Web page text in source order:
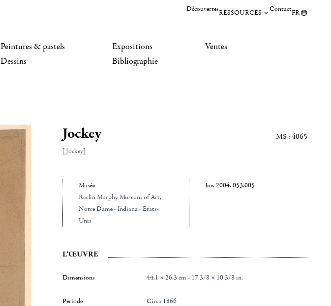
DécouvertesRESSOURCES ContactFR
Peintures & pastels
Dessins
Expositions
Bibliographie
Ventes
Jockey
[Jockey]
MS : 4065
Musée
Raclin Murphy Museum of Art,
Notre Dame - Indiana - Etats-
Unis
Inv. 2004. 053.005
L'ŒUVRE
Dimensions 44.1 × 26.3 cm - 17 3/8 × 10 3/8 in.
Période Circa 1866